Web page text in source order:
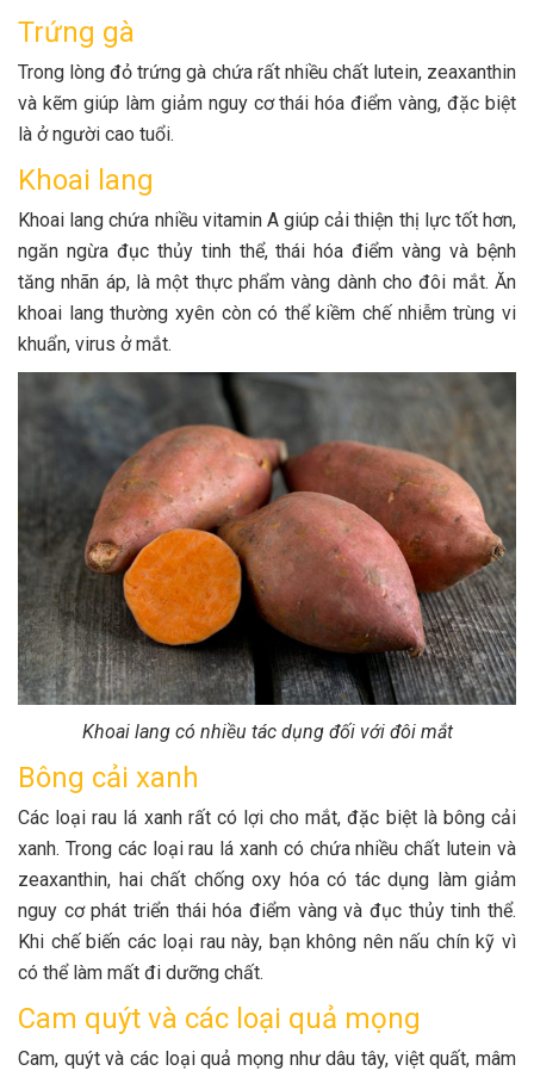
Trứng gà
Trong lòng đỏ trứng gà chứa rất nhiều chất lutein, zeaxanthin
và kẽm giúp làm giảm nguy cơ thái hóa điểm vàng, đặc biệt
là ở người cao tuổi.
Khoai lang
Khoai lang chứa nhiều vitamin A giúp cải thiện thị lực tốt hơn,
ngăn ngừa đục thủy tinh thể, thái hóa điểm vàng và bệnh
tăng nhãn áp, là một thực phẩm vàng dành cho đôi mắt. Ăn
khoai lang thường xyên còn có thể kiềm chế nhiễm trùng vi
khuẩn, virus ở mắt.
Khoai lang có nhiều tác dụng đối với đôi mắt
Bông cải xanh
Các loại rau lá xanh rất có lợi cho mắt, đặc biệt là bông cải
xanh. Trong các loại rau lá xanh có chứa nhiều chất lutein và
zeaxanthin, hai chất chống oxy hóa có tác dụng làm giảm
nguy cơ phát triển thái hóa điểm vàng và đục thủy tinh thể.
Khi chế biến các loại rau này, bạn không nên nấu chín kỹ vì
có thể làm mất đi dưỡng chất.
Cam quýt và các loại quả mọng
Cam, quýt và các loại quả mọng như dâu tây, việt quất, mâm